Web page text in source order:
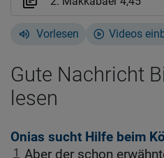
Vorlesen Videos
Gute Nachricht
lesen
Onias sucht Hilfe beim
1 Aber der schon